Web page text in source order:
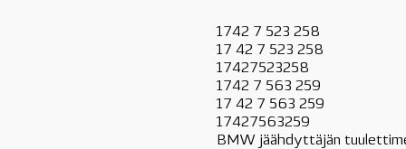
1742 7 523 258
17 42 7 523 258
17427523258
1742 7 563 259
17 42 7 563 259
17427563259
BMW jäähdyttäjän